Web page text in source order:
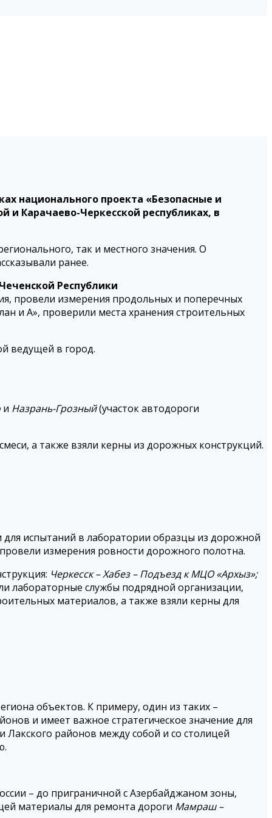
национального проекта «Безопасные и
Карачаево-Черкесской республиках, в
так и местного значения. О
ранее.
Чеченской Республики
провели измерения продольных и поперечных
и А», проверили места хранения строительных
ведущей в город.
и Назрань-Грозный(участок автодороги
а также взяли керны из дорожных конструкций.
для испытаний в лаборатории образцы из дорожной
измерения ровности дорожного полотна.
Черкесск – Хабез – Подъезд к МЦО «Архыз»;
лабораторные службы подрядной организации,
материалов, а также взяли керны для
объектов. К примеру, один из таких –
и имеет важное стратегическое значение для
Лакского районов между собой и со столицей
– до приграничной с Азербайджаном зоны,
материалы для ремонта дороги Мамраш –